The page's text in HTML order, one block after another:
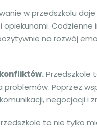
w przedszkolu
na rozwój
Przedszkole
Poprzez
negocjacji i
to nie tylko